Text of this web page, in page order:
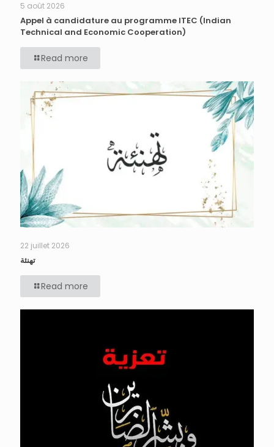
5 août 2026
Appel à candidature au programme ITEC (Indian
Technical and Economic Cooperation)
Read more
22 juillet 2026
تهنئة
Read more